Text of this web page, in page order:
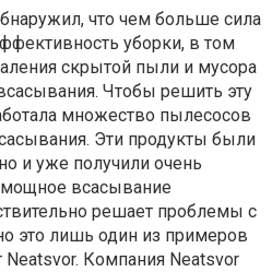
что чем больше сила
уборки, в том
скрытой пыли и мусора
Чтобы решить эту
множество пылесосов
Эти продукты были
и уже получили очень
всасывание
решает проблемы с
это лишь один из примеров
Neatsvor. Компания Neatsvor